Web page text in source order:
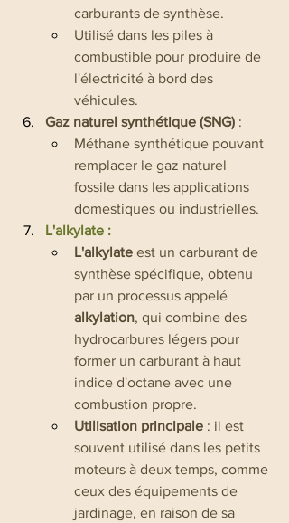
carburants de synthèse.
Utilisé dans les piles à
combustible pour produire de
l'électricité à bord des
véhicules.
Gaz naturel synthétique (SNG) :
Méthane synthétique pouvant
remplacer le gaz naturel
fossile dans les applications
domestiques ou industrielles.
L'alkylate :
L'alkylate est un carburant de
synthèse spécifique, obtenu
par un processus appelé
alkylation, qui combine des
hydrocarbures légers pour
former un carburant à haut
indice d'octane avec une
combustion propre.
Utilisation principale : il est
souvent utilisé dans les petits
moteurs à deux temps, comme
ceux des équipements de
jardinage, en raison de sa